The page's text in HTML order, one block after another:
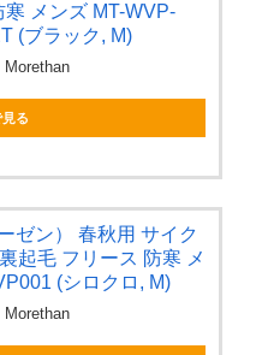
寒 メンズ MT-WVP-
(ブラック, M)
Morethan
る
ゼン） 春秋用 サイク
起毛 フリース 防寒 メ
(シロクロ, M)
Morethan